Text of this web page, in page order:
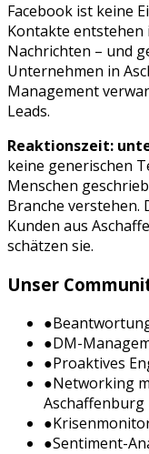
Facebook ist keine
Kontakte entstehen
Nachrichten – und
Unternehmen in
Management
Leads.
Reaktionszeit:
keine generischen
Menschen
Branche verstehen.
Kunden aus
schätzen sie.
Unser
●
●DM-
●Proaktives
●Networking
Aschaffenburg
●
●Sentiment-